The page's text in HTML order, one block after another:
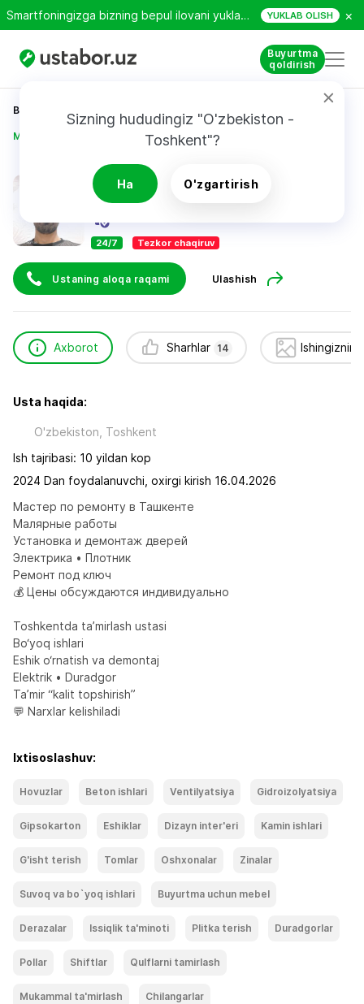
Smartfoningizga bizning bepul ilovani yuklab oling! YUKLAB OLISH ×
Buyurtma
qoldirish
Sizning hududingiz "O'zbekiston -
Toshkent"?
Ha O'zgartirish
Bosh sahifa
Мингбоев Содикжон
Мингбоев Содикжон
14
24/7 Tezkor chaqiruv
Ustaning aloqa raqami Ulashish
Axborot Sharhlar 14
Usta haqida:
O'zbekiston, Toshkent
Ish tajribasi: 10 yildan kop
2024 Dan foydalanuvchi, oxirgi kirish 16.04.2026
Мастер по ремонту в Ташкенте
Малярные работы
Установка и демонтаж дверей
Электрика • Плотник
Ремонт под ключ
💰 Цены обсуждаются индивидуально
Toshkentda ta’mirlash ustasi
Bo‘yoq ishlari
Eshik o‘rnatish va demontaj
Elektrik • Duradgor
Ta’mir “kalit topshirish”
💬 Narxlar kelishiladi
Ixtisoslashuv:
Hovuzlar Beton ishlari Ventilyatsiya Gidroizolyatsiya
Gipsokarton Eshiklar Dizayn inter'eri Kamin ishlari
G'isht terish Tomlar Oshxonalar Zinalar
Suvoq va bo`yoq ishlari Buyurtma uchun mebel
Derazalar Issiqlik ta'minoti Plitka terish Duradgorlar
Pollar Shiftlar Qulflarni tamirlash
Mukammal ta'mirlash Chilangarlar